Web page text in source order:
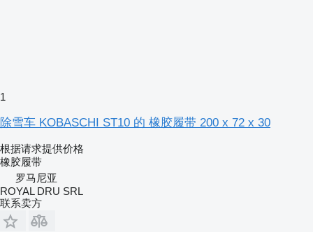
1
除雪车 KOBASCHI ST10 的 橡胶履带 200 x 72 x 30
根据请求提供价格
橡胶履带
罗马尼亚
ROYAL DRU SRL
联系卖方